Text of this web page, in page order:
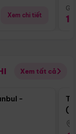
Xem chi tiết
Xem tất cả
Điểm nổi bật
-